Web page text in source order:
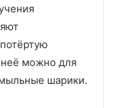
можно для
мыльные шарики.